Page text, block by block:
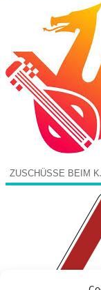
ZUSCHÜSSE BEIM